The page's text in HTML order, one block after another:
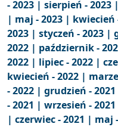
- 2023 | sierpień - 2023 |
| maj - 2023 | kwiecień
2023 | styczeń - 2023 |
2022 | październik -
2022 | lipiec - 2022 |
kwiecień - 2022 |
- 2022 | grudzień -
- 2021 | wrzesień -
| czerwiec - 2021 | maj